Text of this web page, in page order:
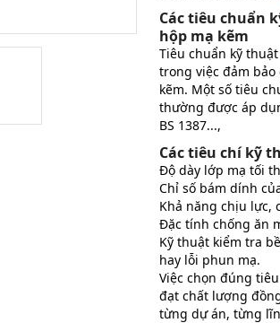
Các tiêu chuẩn
hộp mạ kẽm
Tiêu chuẩn kỹ
trong việc đảm
kẽm. Một số tiêu
thường được áp
BS 1387...,
Các tiêu chí kỹ
Độ dày lớp mạ tối
Chỉ số bám dính
Khả năng chịu lực,
Đặc tính chống ăn
Kỹ thuật kiểm tra
hay lỗi phun mạ.
Việc chọn đúng
đạt chất lượng
từng dự án, từng